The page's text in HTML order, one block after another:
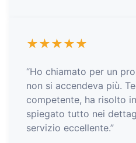
★★★★★
“Ho chiamato per un
non si accendeva più.
competente, ha risolto
spiegato tutto nei
servizio eccellente.”